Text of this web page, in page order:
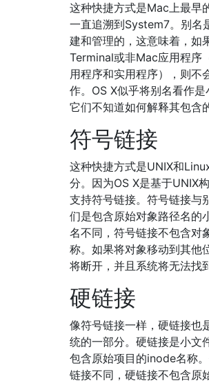
这种快捷方式是Mac上最早
一直追溯到System7。别名
建和管理的，这意味着，如
Terminal或非Mac应用程序
用程序和实用程序），则不
作。OS X似乎将别名看作
它们不知道如何解释其包含
符号链接
这种快捷方式是UNIX和
分。因为OS X是基于UNIX
支持符号链接。符号链接与
们是包含原始对象路径名的
名不同，符号链接不包含对
称。如果将对象移动到其他
将断开，并且系统将无法找
硬链接
像符号链接一样，硬链接也
统的一部分。硬链接是小文
包含原始项目的inode名称
链接不同，硬链接不包含原